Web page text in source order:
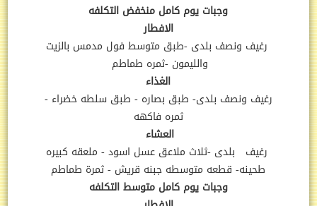
وجبات يوم كامل منخفض التكلفه
الافطار
رغيف ونصف بلدى -طبق متوسط فول مدمس بالزيت
والليمون -ثمره طماطم
الغذاء
رغيف ونصف بلدى- طبق بصاره - طبق سلطه خضراء -
ثمره فاكهه
العشاء
رغيف بلدى -ثلاث ملاعق عسل اسود - ملعقه كبيره
طحينه- قطعه متوسطه جبنه قريش - ثمرة طماطم
وجبات يوم كامل متوسط التكلفه